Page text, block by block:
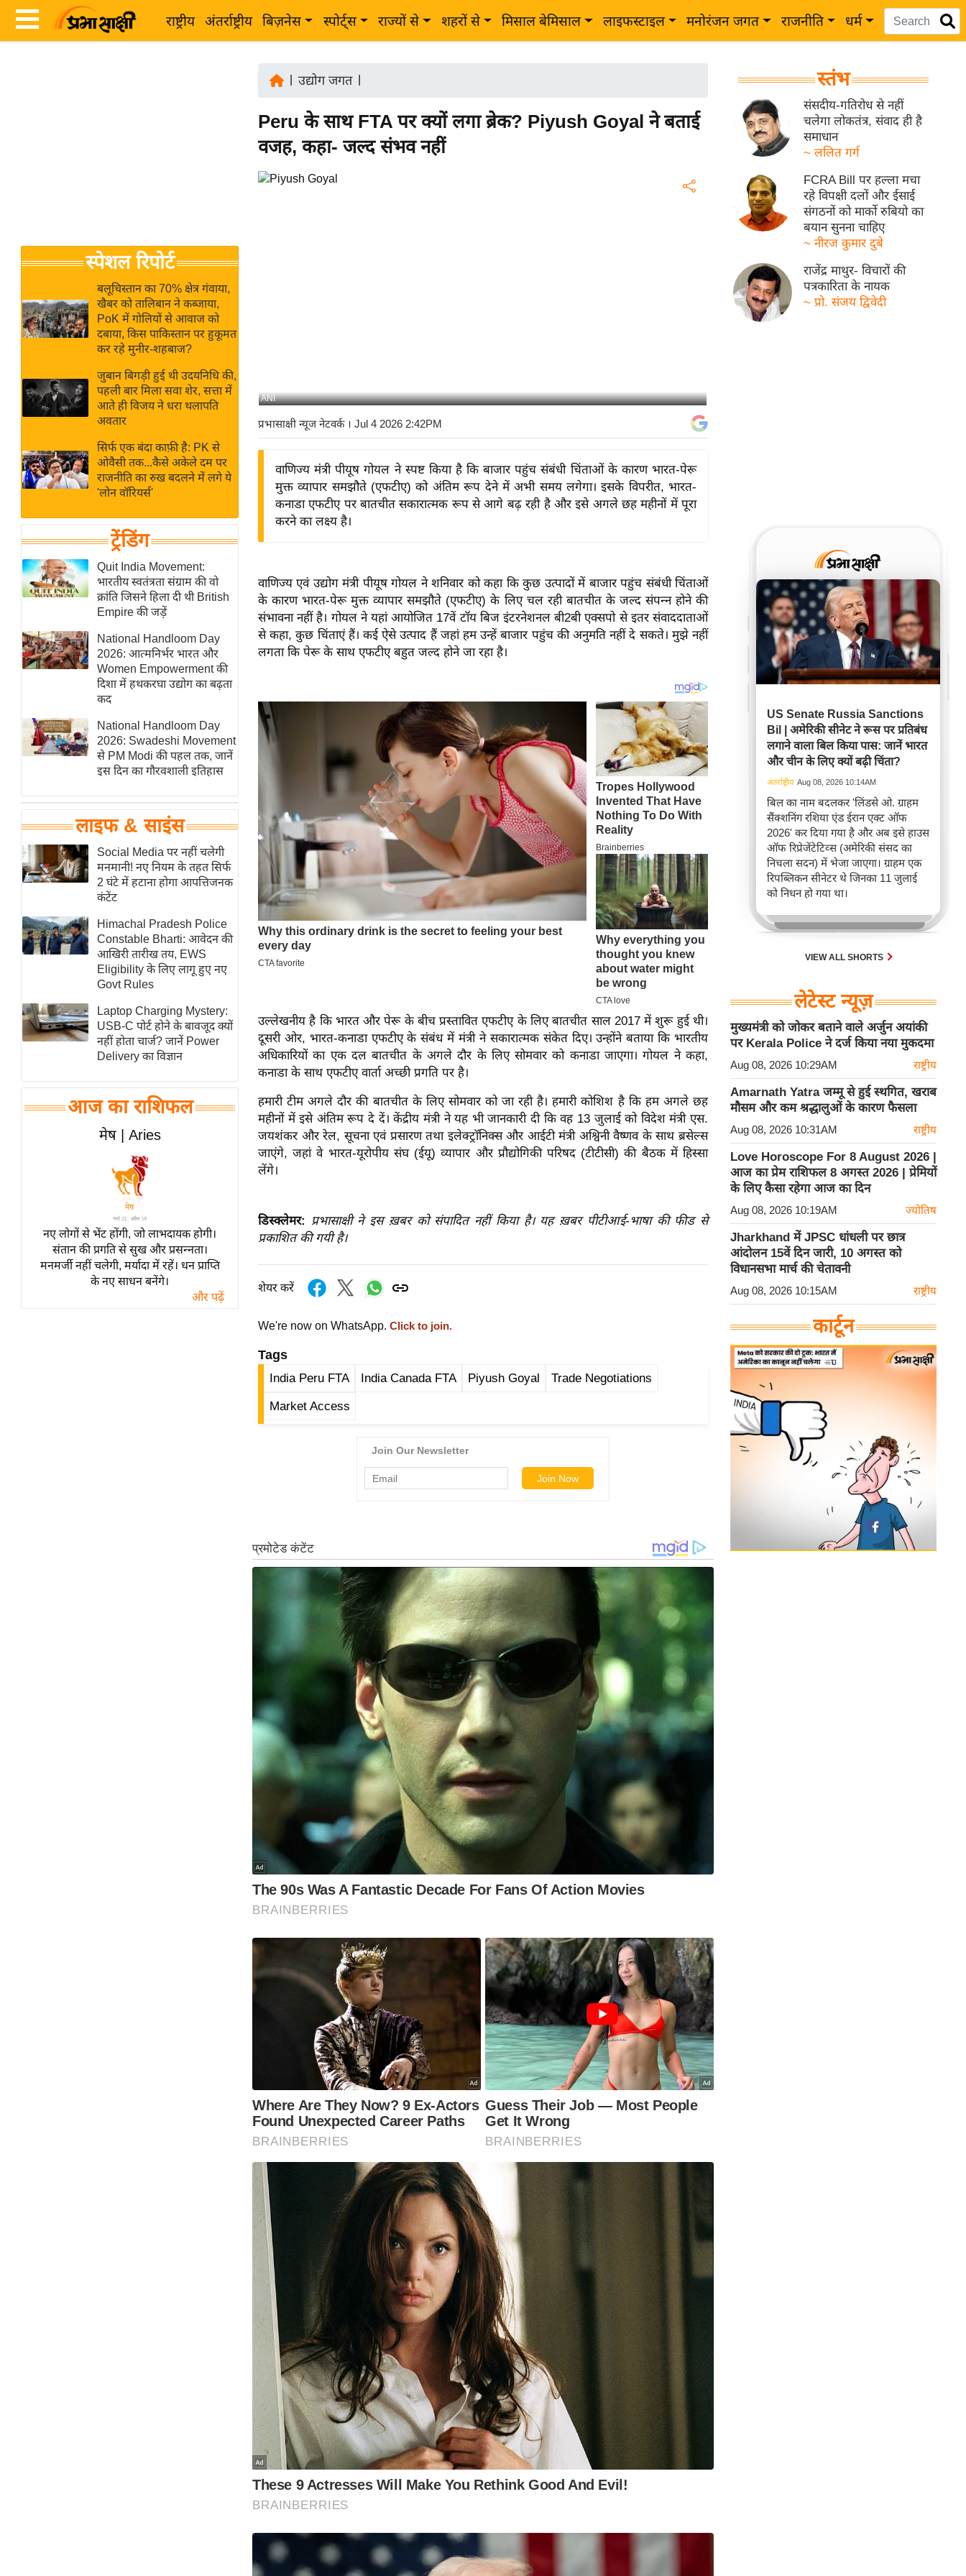
राष्ट्रीय अंतर्राष्ट्रीय बिज़नेस स्पोर्ट्स राज्यों से शहरों से मिसाल बेमिसाल लाइफस्टाइल मनोरंजन जगत राजनीति धर्म
Breaking
News in
Hindi
Hindi
Videos
जगत
राय
बजट
IPL
2026
ई-पेपर
मिसाल बेमिसाल
शख्सियत
यंग इंडिया
साहित्य जगत
ऑटो वर्ल्ड
न्यूज ब्रीफ
मनोरंजन जगत
बॉलीवुड
हॉलीवुड
फिल्म समीक्षा
Breaking
News
लाइफस्टाइल
टेक्नॉलॉजी
घरेलू नुस्खे
पर्यटन स्थल
फिटनेस मंत्रा
रिलेशनशिप
राजनीति
विश्लेषण
समसामयिक
मातृभूमि
एम.
आर.
आई.
समीक्षा
धर्म
ज्योतिष
त्योहार
राशिफल
विशेष
स्पेशल रिपोर्ट
बलूचिस्तान का 70% क्षेत्र गंवाया,
खैबर को तालिबान ने कब्जाया,
PoK में गोलियों से आवाज को
दबाया, किस पाकिस्तान पर हुकूमत
कर रहे मुनीर-शहबाज?
जुबान बिगड़ी हुई थी उदयनिधि की,
पहली बार मिला सवा शेर, सत्ता में
आते ही विजय ने धरा थलापति
अवतार
सिर्फ एक बंदा काफ़ी है: PK से
ओवैसी तक...कैसे अकेले दम पर
राजनीति का रुख बदलने में लगे ये
'लोन वॉरियर्स'
ट्रेंडिंग
Quit India Movement:
भारतीय स्वतंत्रता संग्राम की वो
क्रांति जिसने हिला दी थी British
Empire की जड़ें
National Handloom Day
2026: आत्मनिर्भर भारत और
Women Empowerment की
दिशा में हथकरघा उद्योग का बढ़ता
कद
National Handloom Day
2026: Swadeshi Movement
से PM Modi की पहल तक, जानें
इस दिन का गौरवशाली इतिहास
लाइफ & साइंस
Social Media पर नहीं चलेगी
मनमानी! नए नियम के तहत सिर्फ
2 घंटे में हटाना होगा आपत्तिजनक
कंटेंट
Himachal Pradesh Police
Constable Bharti: आवेदन की
आखिरी तारीख तय, EWS
Eligibility के लिए लागू हुए नए
Govt Rules
Laptop Charging Mystery:
USB-C पोर्ट होने के बावजूद क्यों
नहीं होता चार्ज? जानें Power
Delivery का विज्ञान
आज का राशिफल
मेष | Aries
नए लोगों से भेंट होंगी, जो लाभदायक होगी।
संतान की प्रगति से सुख और प्रसन्नता।
मनमर्जी नहीं चलेगी, मर्यादा में रहें। धन प्राप्ति
के नए साधन बनेंगे।
और पढ़ें
उद्योग जगत|
Peru के साथ FTA पर क्यों लगा ब्रेक? Piyush Goyal ने बताई
वजह, कहा- जल्द संभव नहीं
ANI
प्रभासाक्षी न्यूज नेटवर्क। Jul 4 2026 2:42PM
वाणिज्य मंत्री पीयूष गोयल ने स्पष्ट किया है कि बाजार पहुंच संबंधी चिंताओं के कारण भारत-पेरू
मुक्त व्यापार समझौते (एफटीए) को अंतिम रूप देने में अभी समय लगेगा। इसके विपरीत, भारत-
कनाडा एफटीए पर बातचीत सकारात्मक रूप से आगे बढ़ रही है और इसे अगले छह महीनों में पूरा
करने का लक्ष्य है।
वाणिज्य एवं उद्योग मंत्री पीयूष गोयल ने शनिवार को कहा कि कुछ उत्पादों में बाजार पहुंच संबंधी चिंताओं
के कारण भारत-पेरू मुक्त व्यापार समझौते (एफटीए) के लिए चल रही बातचीत के जल्द संपन्न होने की
संभावना नहीं है। गोयल ने यहां आयोजित 17वें टॉय बिज इंटरनेशनल बी2बी एक्सपो से इतर संवाददाताओं
से कहा, कुछ चिंताएं हैं। कई ऐसे उत्पाद हैं जहां हम उन्हें बाजार पहुंच की अनुमति नहीं दे सकते। मुझे नहीं
लगता कि पेरू के साथ एफटीए बहुत जल्द होने जा रहा है।
उल्लेखनीय है कि भारत और पेरू के बीच प्रस्तावित एफटीए के लिए बातचीत साल 2017 में शुरू हुई थी।
दूसरी ओर, भारत-कनाडा एफटीए के संबंध में मंत्री ने सकारात्मक संकेत दिए। उन्होंने बताया कि भारतीय
अधिकारियों का एक दल बातचीत के अगले दौर के लिए सोमवार को कनाडा जाएगा। गोयल ने कहा,
कनाडा के साथ एफटीए वार्ता अच्छी प्रगति पर है।
हमारी टीम अगले दौर की बातचीत के लिए सोमवार को जा रही है। हमारी कोशिश है कि हम अगले छह
महीनों में इसे अंतिम रूप दे दें। केंद्रीय मंत्री ने यह भी जानकारी दी कि वह 13 जुलाई को विदेश मंत्री एस.
जयशंकर और रेल, सूचना एवं प्रसारण तथा इलेक्ट्रॉनिक्स और आईटी मंत्री अश्विनी वैष्णव के साथ ब्रसेल्स
जाएंगे, जहां वे भारत-यूरोपीय संघ (ईयू) व्यापार और प्रौद्योगिकी परिषद (टीटीसी) की बैठक में हिस्सा
लेंगे।
डिस्क्लेमर: प्रभासाक्षी ने इस ख़बर को संपादित नहीं किया है। यह ख़बर पीटीआई-भाषा की फीड से
प्रकाशित की गयी है।
शेयर करें
We're now on WhatsApp. Click to join.
Tags
India Peru FTA India Canada FTA Piyush Goyal Trade Negotiations
Market Access
स्तंभ
संसदीय-गतिरोध से नहीं
चलेगा लोकतंत्र, संवाद ही है
समाधान
~ ललित गर्ग
FCRA Bill पर हल्ला मचा
रहे विपक्षी दलों और ईसाई
संगठनों को मार्को रुबियो का
बयान सुनना चाहिए
~ नीरज कुमार दुबे
राजेंद्र माथुर- विचारों की
पत्रकारिता के नायक
~ प्रो. संजय द्विवेदी
US Senate Russia Sanctions
Bil | अमेरिकी सीनेट ने रूस पर प्रतिबंध
लगाने वाला बिल किया पास: जानें भारत
और चीन के लिए क्यों बढ़ी चिंता?
अंतर्राष्ट्रीय Aug 08, 2026 10:14AM
बिल का नाम बदलकर 'लिंडसे ओ. ग्राहम
सैंक्शनिंग रशिया एंड ईरान एक्ट ऑफ
2026' कर दिया गया है और अब इसे हाउस
ऑफ रिप्रेजेंटेटिव्स (अमेरिकी संसद का
निचला सदन) में भेजा जाएगा। ग्राहम एक
रिपब्लिकन सीनेटर थे जिनका 11 जुलाई
को निधन हो गया था।
VIEW ALL SHORTS
लेटेस्ट न्यूज़
मुख्यमंत्री को जोकर बताने वाले अर्जुन अयांकी
पर Kerala Police ने दर्ज किया नया मुकदमा
Aug 08, 2026 10:29AM राष्ट्रीय
Amarnath Yatra जम्मू से हुई स्थगित, खराब
मौसम और कम श्रद्धालुओं के कारण फैसला
Aug 08, 2026 10:31AM राष्ट्रीय
Love Horoscope For 8 August 2026 |
आज का प्रेम राशिफल 8 अगस्त 2026 | प्रेमियों
के लिए कैसा रहेगा आज का दिन
Aug 08, 2026 10:19AM ज्योतिष
Jharkhand में JPSC धांधली पर छात्र
आंदोलन 15वें दिन जारी, 10 अगस्त को
विधानसभा मार्च की चेतावनी
Aug 08, 2026 10:15AM राष्ट्रीय
कार्टून